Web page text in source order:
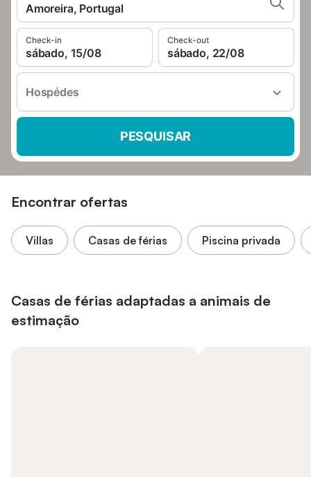
Amoreira, Portugal
Check-in
sábado, 15/08
Check-out
sábado, 22/08
Hospédes
PESQUISAR
Encontrar ofertas
Villas Casas de férias Piscina privada
Casas de férias adaptadas a animais de
estimação